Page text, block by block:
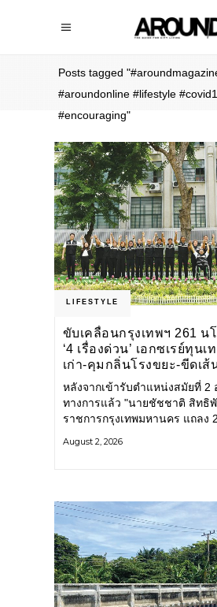
Posts tagged
#aroundonline #lifestyle
#encouraging"
LIFESTYLE
ขับเคลื่อนกรุงเทพฯ 261 น
‘4 เรื่องด่วน’ เอกซเรย์ทุนเ
เก่า-คุมกลิ่นโรงขยะ-ขีดเส้
หลังจากเข้ารับตำแหน่งสมัยที่ 2
ทางการแล้ว "นายชัชชาติ สิทธิ
ราชการกรุงเทพมหานคร แถลง
ยุทธศาสตร์ จัดทำตัวชี้วัด
August 2, 2026